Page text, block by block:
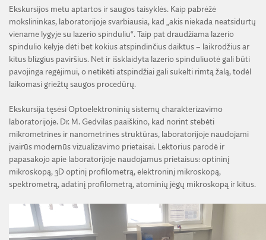
Ekskursijos metu aptartos ir saugos taisyklės. Kaip pabrėžė
mokslininkas, laboratorijoje svarbiausia, kad „akis niekada neatsidurtų
viename lygyje su lazerio spinduliu“. Taip pat draudžiama lazerio
spindulio kelyje dėti bet kokius atspindinčius daiktus – laikrodžius ar
kitus blizgius paviršius. Net ir išsklaidyta lazerio spinduliuotė gali būti
pavojinga regėjimui, o netikėti atspindžiai gali sukelti rimtą žalą, todėl
laikomasi griežtų saugos procedūrų.
Ekskursija tęsėsi Optoelektroninių sistemų charakterizavimo
laboratorijoje. Dr. M. Gedvilas paaiškino, kad norint stebėti
mikrometrines ir nanometrines struktūras, laboratorijoje naudojami
įvairūs modernūs vizualizavimo prietaisai. Lektorius parodė ir
papasakojo apie laboratorijoje naudojamus prietaisus: optininį
mikroskopą, 3D optinį profilometrą, elektroninį mikroskopą,
spektrometrą, adatinį profilometrą, atominių jėgų mikroskopą ir kitus.